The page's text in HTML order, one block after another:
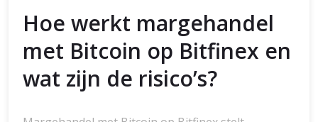
Hoe werkt margehandel
met Bitcoin op Bitfinex en
wat zijn de risico’s?